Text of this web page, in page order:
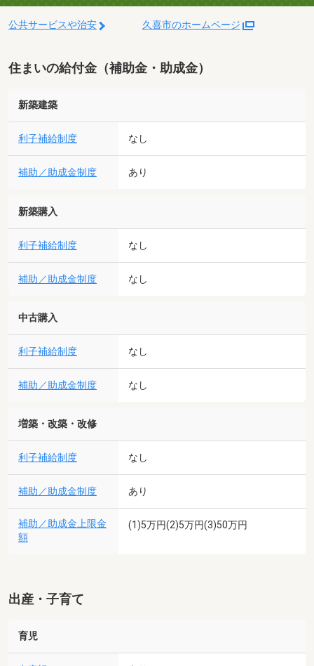
公共サービスや治安 久喜市のホームページ
住まいの給付金（補助金・助成金）
新築建築
利子補給制度 なし
補助／助成金制度 あり
新築購入
利子補給制度 なし
補助／助成金制度 なし
中古購入
利子補給制度 なし
補助／助成金制度 なし
増築・改築・改修
利子補給制度 なし
補助／助成金制度 あり
補助／助成金上限金
額
(1)5万円(2)5万円(3)50万円
出産・子育て
育児